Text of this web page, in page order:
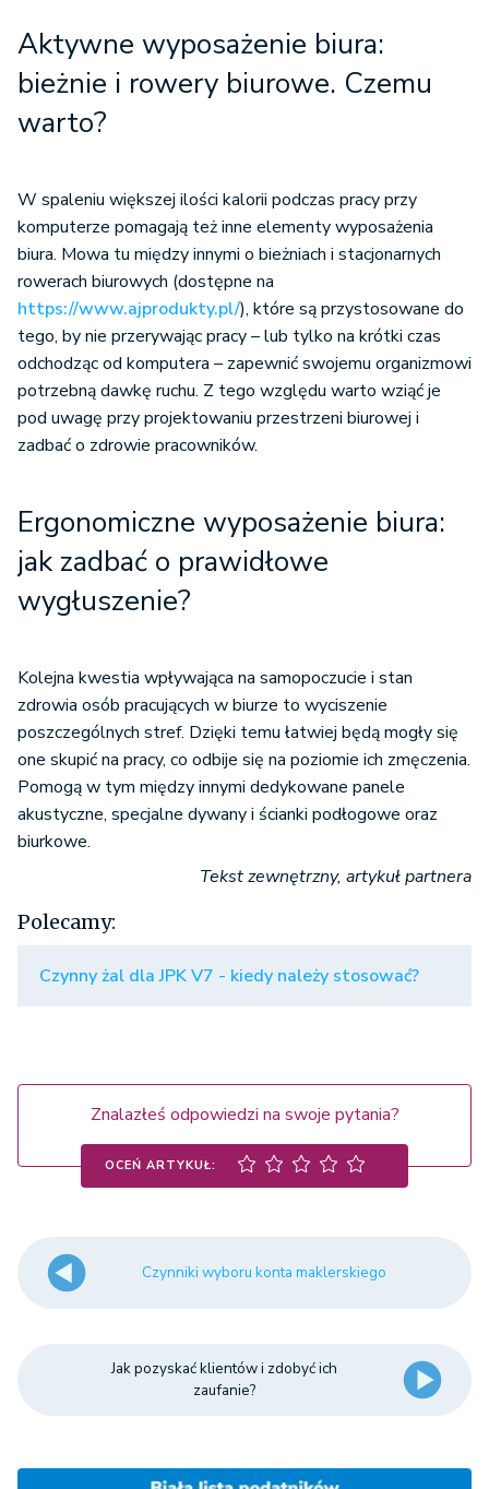
Aktywne wyposażenie biura:
bieżnie i rowery biurowe. Czemu
warto?
W spaleniu większej ilości kalorii podczas pracy przy
komputerze pomagają też inne elementy wyposażenia
biura. Mowa tu między innymi o bieżniach i stacjonarnych
rowerach biurowych (dostępne na
https://www.ajprodukty.pl/), które są przystosowane do
tego, by nie przerywając pracy – lub tylko na krótki czas
odchodząc od komputera – zapewnić swojemu organizmowi
potrzebną dawkę ruchu. Z tego względu warto wziąć je
pod uwagę przy projektowaniu przestrzeni biurowej i
zadbać o zdrowie pracowników.
Ergonomiczne wyposażenie biura:
jak zadbać o prawidłowe
wygłuszenie?
Kolejna kwestia wpływająca na samopoczucie i stan
zdrowia osób pracujących w biurze to wyciszenie
poszczególnych stref. Dzięki temu łatwiej będą mogły się
one skupić na pracy, co odbije się na poziomie ich zmęczenia.
Pomogą w tym między innymi dedykowane panele
akustyczne, specjalne dywany i ścianki podłogowe oraz
biurkowe.
Tekst zewnętrzny, artykuł partnera
Polecamy:
Czynny żal dla JPK V7 - kiedy należy stosować?
Znalazłeś odpowiedzi na swoje pytania?
OCEŃ ARTYKUŁ:
Czynniki wyboru konta maklerskiego
Jak pozyskać klientów i zdobyć ich
zaufanie?